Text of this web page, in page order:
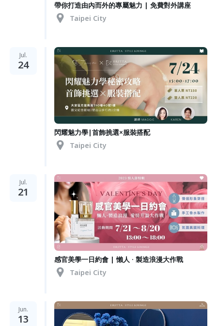
帶你打造由內而外的專屬魅力 | 免費對外講座
Taipei City
Jul.
24
閃耀魅力學|首飾挑選×服裝搭配
Taipei City
Jul.
21
感官美學一日約會 | 懶人 · 製造浪漫大作戰
Taipei City
Jun.
13